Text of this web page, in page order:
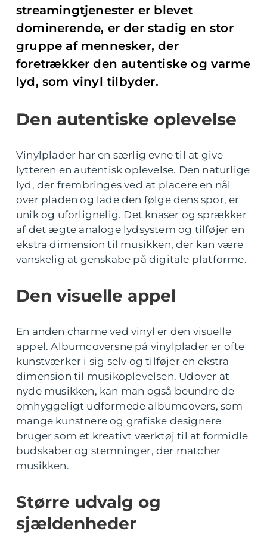
streamingtjenester er blevet
dominerende, er der stadig en stor
gruppe af mennesker, der
foretrækker den autentiske og varme
lyd, som vinyl tilbyder.
Den autentiske oplevelse
Vinylplader har en særlig evne til at give
lytteren en autentisk oplevelse. Den naturlige
lyd, der frembringes ved at placere en nål
over pladen og lade den følge dens spor, er
unik og uforlignelig. Det knaser og sprækker
af det ægte analoge lydsystem og tilføjer en
ekstra dimension til musikken, der kan være
vanskelig at genskabe på digitale platforme.
Den visuelle appel
En anden charme ved vinyl er den visuelle
appel. Albumcoversne på vinylplader er ofte
kunstværker i sig selv og tilføjer en ekstra
dimension til musikoplevelsen. Udover at
nyde musikken, kan man også beundre de
omhyggeligt udformede albumcovers, som
mange kunstnere og grafiske designere
bruger som et kreativt værktøj til at formidle
budskaber og stemninger, der matcher
musikken.
Større udvalg og
sjældenheder